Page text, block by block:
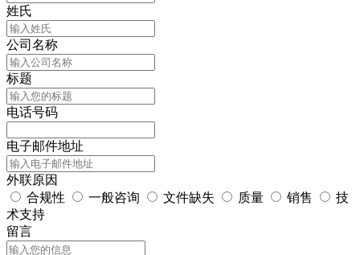
姓氏
公司名称
标题
电话号码
电子邮件地址
外联原因
合规性
一般咨询 文件缺失 质量 销售
技
术支持
留言